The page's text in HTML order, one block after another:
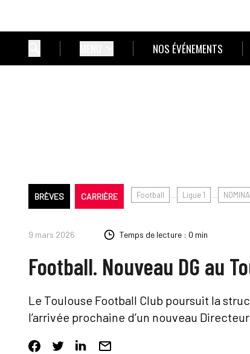
NOS ÉVÉNEMENTS
BRÈVES CARRIÈRE Football Ligue 1
9 mars 2026 Temps de lecture : 0 min
Football. Nouveau DG au
Le Toulouse Football Club poursuit la
l’arrivée prochaine d’un nouveau